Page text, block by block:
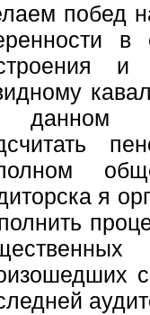
побед
в
я